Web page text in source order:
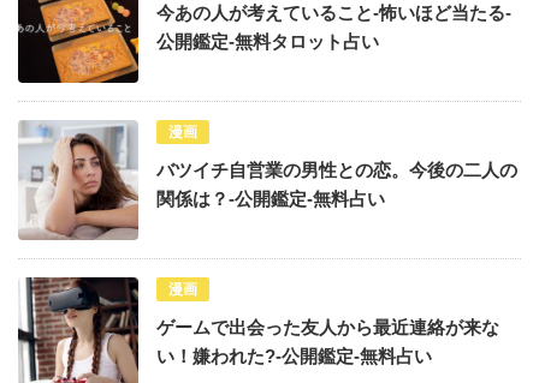
今あの人が考えていること-怖いほど当たる-
公開鑑定-無料タロット占い
漫画
バツイチ自営業の男性との恋。今後の二人の
関係は？-公開鑑定-無料占い
漫画
ゲームで出会った友人から最近連絡が来な
い！嫌われた?-公開鑑定-無料占い